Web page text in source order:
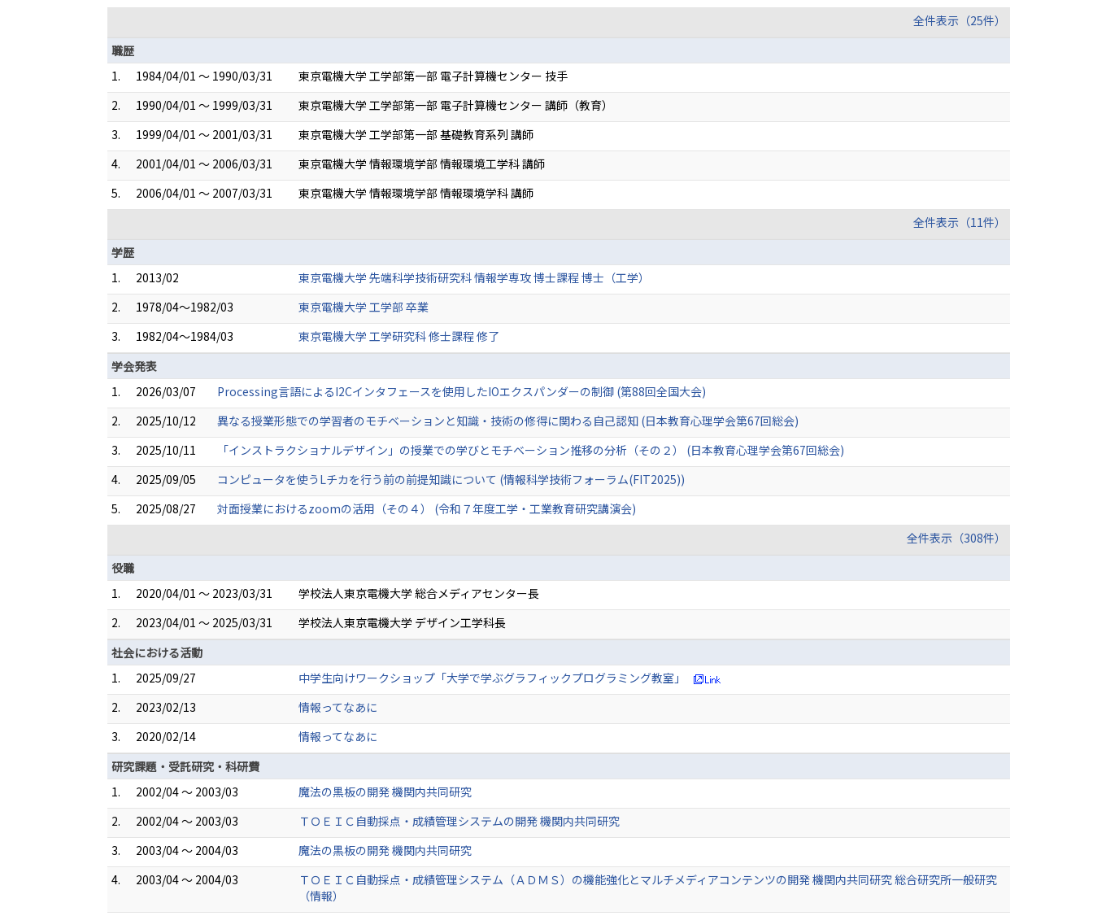
全件表示（25件）
職歴
1.
1984/04/01 ～ 1990/03/31
東京電機大学 工学部第一部 電子計算機センター 技手
2.
1990/04/01 ～ 1999/03/31
東京電機大学 工学部第一部 電子計算機センター 講師（教育）
3.
1999/04/01 ～ 2001/03/31
東京電機大学 工学部第一部 基礎教育系列 講師
4.
2001/04/01 ～ 2006/03/31
東京電機大学 情報環境学部 情報環境工学科 講師
5.
2006/04/01 ～ 2007/03/31
東京電機大学 情報環境学部 情報環境学科 講師
全件表示（11件）
学歴
1.
2013/02
東京電機大学 先端科学技術研究科 情報学専攻 博士課程 博士（工学）
2.
1978/04～1982/03
東京電機大学 工学部 卒業
3.
1982/04～1984/03
東京電機大学 工学研究科 修士課程 修了
学会発表
1.
2026/03/07
Processing言語によるI2Cインタフェースを使用したIOエクスパンダーの制御 (第88回全国大会)
2.
2025/10/12
異なる授業形態での学習者のモチベーションと知識・技術の修得に関わる自己認知 (日本教育心理学会第67回総会)
3.
2025/10/11
「インストラクショナルデザイン」の授業での学びとモチベーション推移の分析（その２） (日本教育心理学会第67回総会)
4.
2025/09/05
コンピュータを使うLチカを行う前の前提知識について (情報科学技術フォーラム(FIT2025))
5.
2025/08/27
対面授業におけるzoomの活用（その４） (令和７年度工学・工業教育研究講演会)
全件表示（308件）
役職
1.
2020/04/01 ～ 2023/03/31
学校法人東京電機大学 総合メディアセンター長
2.
2023/04/01 ～ 2025/03/31
学校法人東京電機大学 デザイン工学科長
社会における活動
1.
2025/09/27
中学生向けワークショップ「大学で学ぶグラフィックプログラミング教室」
2.
2023/02/13
情報ってなあに
3.
2020/02/14
情報ってなあに
研究課題・受託研究・科研費
1.
2002/04 ～ 2003/03
魔法の黒板の開発 機関内共同研究
2.
2002/04 ～ 2003/03
ＴＯＥＩＣ自動採点・成績管理システムの開発 機関内共同研究
3.
2003/04 ～ 2004/03
魔法の黒板の開発 機関内共同研究
4.
2003/04 ～ 2004/03
ＴＯＥＩＣ自動採点・成績管理システム（ＡＤＭＳ）の機能強化とマルチメディアコンテンツの開発 機関内共同研究 総合研究所一般研究
（情報）